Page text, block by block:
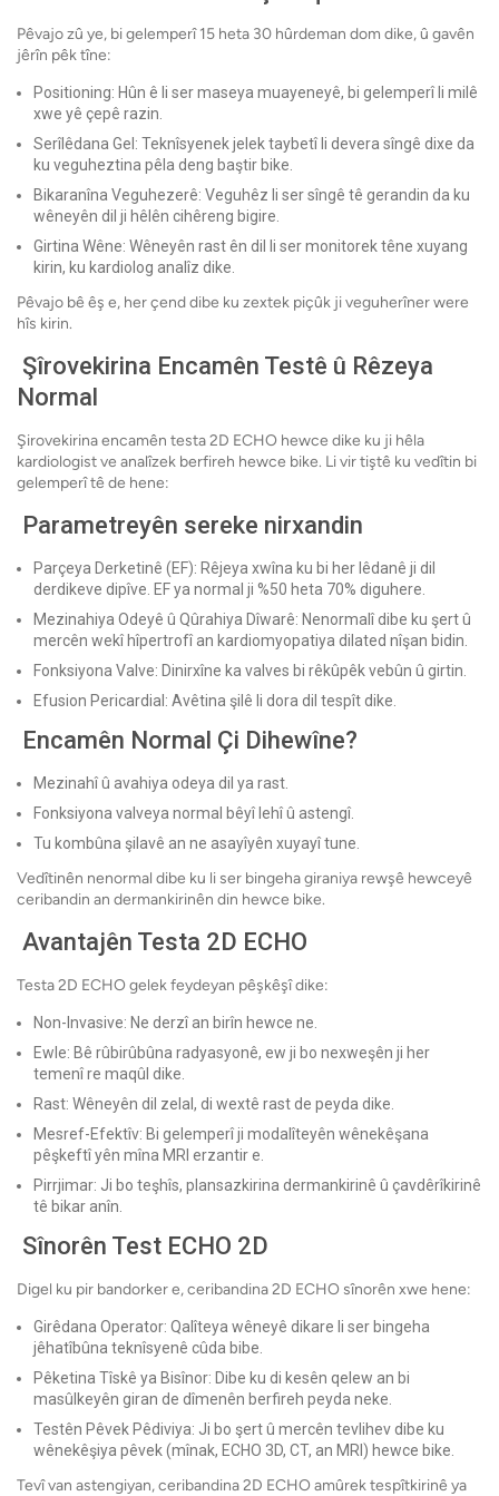
Pêvajo zû ye, bi gelemperî 15 heta 30 hûrdeman dom dike, û gavên
jêrîn pêk tîne:
Positioning: Hûn ê li ser maseya muayeneyê, bi gelemperî li milê
xwe yê çepê razin.
Serîlêdana Gel: Teknîsyenek jelek taybetî li devera sîngê dixe da
ku veguheztina pêla deng baştir bike.
Bikaranîna Veguhezerê: Veguhêz li ser sîngê tê gerandin da ku
wêneyên dil ji hêlên cihêreng bigire.
Girtina Wêne: Wêneyên rast ên dil li ser monitorek têne xuyang
kirin, ku kardiolog analîz dike.
Pêvajo bê êş e, her çend dibe ku zextek piçûk ji veguherîner were
hîs kirin.
Şîrovekirina Encamên Testê û Rêzeya
Normal
Şirovekirina encamên testa 2D ECHO hewce dike ku ji hêla
kardiologist ve analîzek berfireh hewce bike. Li vir tiştê ku vedîtin bi
gelemperî tê de hene:
Parametreyên sereke nirxandin
Parçeya Derketinê (EF): Rêjeya xwîna ku bi her lêdanê ji dil
derdikeve dipîve. EF ya normal ji %50 heta 70% diguhere.
Mezinahiya Odeyê û Qûrahiya Dîwarê: Nenormalî dibe ku şert û
mercên wekî hîpertrofî an kardiomyopatiya dilated nîşan bidin.
Fonksiyona Valve: Dinirxîne ka valves bi rêkûpêk vebûn û girtin.
Efusion Pericardial: Avêtina şilê li dora dil tespît dike.
Encamên Normal Çi Dihewîne?
Mezinahî û avahiya odeya dil ya rast.
Fonksiyona valveya normal bêyî lehî û astengî.
Tu kombûna şilavê an ne asayîyên xuyayî tune.
Vedîtinên nenormal dibe ku li ser bingeha giraniya rewşê hewceyê
ceribandin an dermankirinên din hewce bike.
Avantajên Testa 2D ECHO
Testa 2D ECHO gelek feydeyan pêşkêşî dike:
Non-Invasive: Ne derzî an birîn hewce ne.
Ewle: Bê rûbirûbûna radyasyonê, ew ji bo nexweşên ji her
temenî re maqûl dike.
Rast: Wêneyên dil zelal, di wextê rast de peyda dike.
Mesref-Efektîv: Bi gelemperî ji modalîteyên wênekêşana
pêşkeftî yên mîna MRI erzantir e.
Pirrjimar: Ji bo teşhîs, plansazkirina dermankirinê û çavdêrîkirinê
tê bikar anîn.
Sînorên Test ECHO 2D
Digel ku pir bandorker e, ceribandina 2D ECHO sînorên xwe hene:
Girêdana Operator: Qalîteya wêneyê dikare li ser bingeha
jêhatîbûna teknîsyenê cûda bibe.
Pêketina Tîskê ya Bisînor: Dibe ku di kesên qelew an bi
masûlkeyên giran de dîmenên berfireh peyda neke.
Testên Pêvek Pêdiviya: Ji bo şert û mercên tevlihev dibe ku
wênekêşiya pêvek (mînak, ECHO 3D, CT, an MRI) hewce bike.
Tevî van astengiyan, ceribandina 2D ECHO amûrek tespîtkirinê ya